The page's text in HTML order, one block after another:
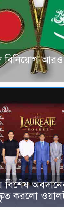
বিনিয়োগ
করলো